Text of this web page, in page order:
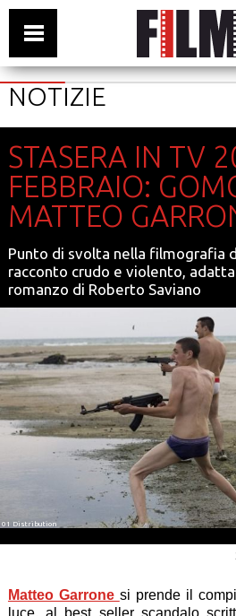
NOTIZIE
STASERA IN TV
FEBBRAIO:
MATTEO
Punto di svolta nella filmografia
racconto crudo e violento,
romanzo di Roberto Saviano
01 Distribution
Matteo Garrone si prende il
luce, al best seller scandalo